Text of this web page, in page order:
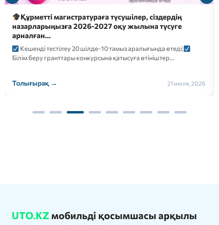
Құрметті магистратураға түсушілер, сіздердің
назарларыңызға 2026-2027 оқу жылына түсуге
арналған…
Кешенді тестілеу 20 шілде-10 тамыз аралығында өтеді;
Білім беру гранттары конкурсына қатысуға өтініштер…
Толығырақ → 21 июля, 2026
UTO.KZ мобильді қосымшасы арқылы